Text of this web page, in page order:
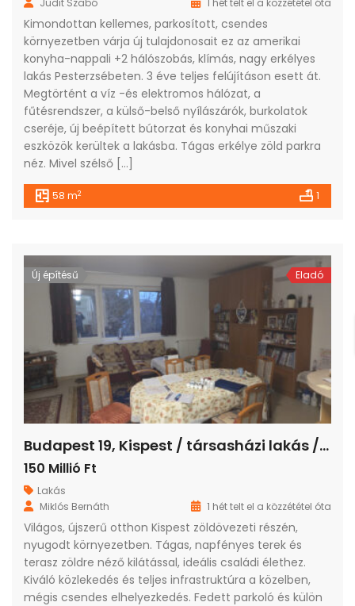
Judit Szabó 1 hét telt el a közzététel óta
Kimondottan kellemes, parkosított, csendes
környezetben várja új tulajdonosait ez az amerikai
konyha-nappali +2 hálószobás, klímás, nagy erkélyes
lakás Pesterzsébeten. 3 éve teljes felújításon esett át.
Megtörtént a víz -és elektromos hálózat, a
fűtésrendszer, a külső-belső nyílászárók, burkolatok
cseréje, új beépített bútorzat és konyhai műszaki
eszközök kerültek a lakásba. Tágas erkélye zöld parkra
néz. Mivel szélső […]
58 m2 1
Új építésű Eladó
Budapest 19, Kispest / társasházi lakás / tégla / 3 szoba / 93 m²
150 Millió Ft
Lakás
Miklós Bernáth
1 hét telt el a közzététel óta
Világos, újszerű otthon Kispest zöldövezeti részén,
nyugodt környezetben. Tágas, napfényes terek és
terasz zöldre néző kilátással, ideális családi élethez.
Kiváló közlekedés és teljes infrastruktúra a közelben,
mégis csendes elhelyezkedés. Fedett parkoló és külön